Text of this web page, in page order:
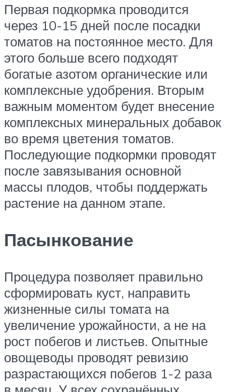
Первая подкормка проводится
через 10-15 дней после посадки
томатов на постоянное место. Для
этого больше всего подходят
богатые азотом органические или
комплексные удобрения. Вторым
важным моментом будет внесение
комплексных минеральных добавок
во время цветения томатов.
Последующие подкормки проводят
после завязывания основной
массы плодов, чтобы поддержать
растение на данном этапе.
Пасынкование
Процедура позволяет правильно
сформировать куст, направить
жизненные силы томата на
увеличение урожайности, а не на
рост побегов и листьев. Опытные
овощеводы проводят ревизию
разрастающихся побегов 1-2 раза